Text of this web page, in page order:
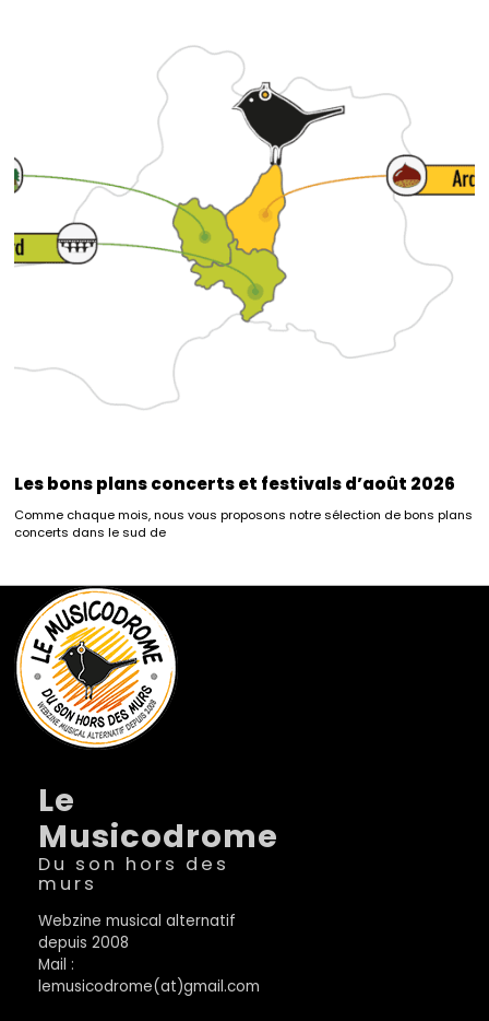
Les bons plans concerts et festivals d’août 2026
Comme chaque mois, nous vous proposons notre sélection de bons plans
concerts dans le sud de
Le
Musicodrome
Du son hors des
murs
Webzine musical alternatif
depuis 2008
Mail :
lemusicodrome(at)gmail.com